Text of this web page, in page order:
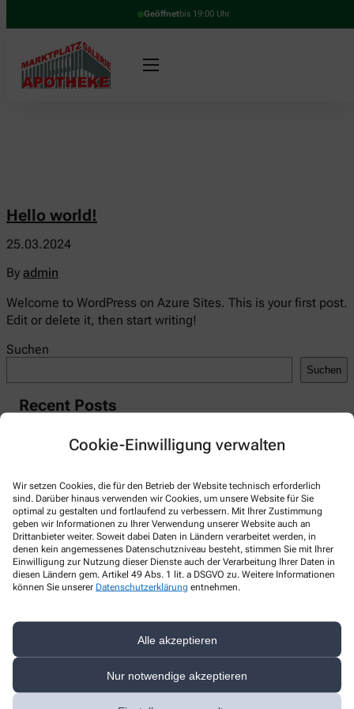
Cookie-Einwilligung verwalten
Wir setzen Cookies, die für den Betrieb der Website technisch erforderlich
sind. Darüber hinaus verwenden wir Cookies, um unsere Website für Sie
optimal zu gestalten und fortlaufend zu verbessern. Mit Ihrer Zustimmung
geben wir Informationen zu Ihrer Verwendung unserer Website auch an
Drittanbieter weiter. Soweit dabei Daten in Ländern verarbeitet werden, in
denen kein angemessenes Datenschutzniveau besteht, stimmen Sie mit Ihrer
Einwilligung zur Nutzung dieser Dienste auch der Verarbeitung Ihrer Daten in
diesen Ländern gem. Artikel 49 Abs. 1 lit. a DSGVO zu. Weitere Informationen
können Sie unserer Datenschutzerklärung entnehmen.
Alle akzeptieren
Nur notwendige akzeptieren
Geöffnetbis 19:00 Uhr
Hello world!
25.03.2024
By admin
Welcome to WordPress on Azure Sites. This is your first post.
Edit or delete it, then start writing!
Suchen
Suchen
Recent Posts
A WordPress CommenterzuHello world!
Kontakt
Bramfelder Chaussee 230,22177 Hamburg
040607756300